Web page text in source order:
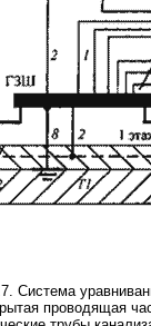
Система
проводящая